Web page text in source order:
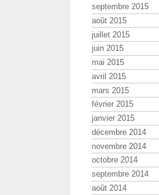
septembre 2015
août 2015
juillet 2015
juin 2015
mai 2015
avril 2015
mars 2015
février 2015
janvier 2015
décembre 2014
novembre 2014
octobre 2014
septembre 2014
août 2014